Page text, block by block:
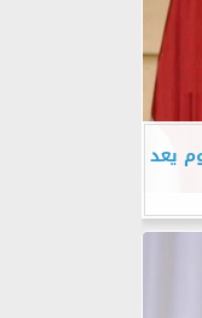
يعد